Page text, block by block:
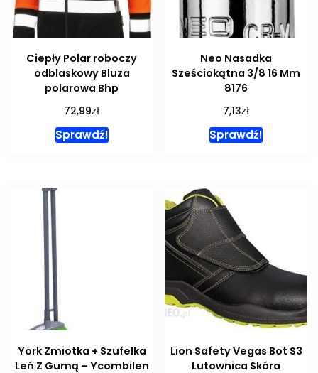
Ciepły Polar roboczy
odblaskowy Bluza
polarowa Bhp
72,99zł
Sprawdź!
Neo Nasadka
Sześciokątna 3/8 16 Mm
8176
7,13zł
Sprawdź!
York Zmiotka + Szufelka
Leń Z Gumą – Ycombilen
Lion Safety Vegas Bot S3
Lutownica Skóra